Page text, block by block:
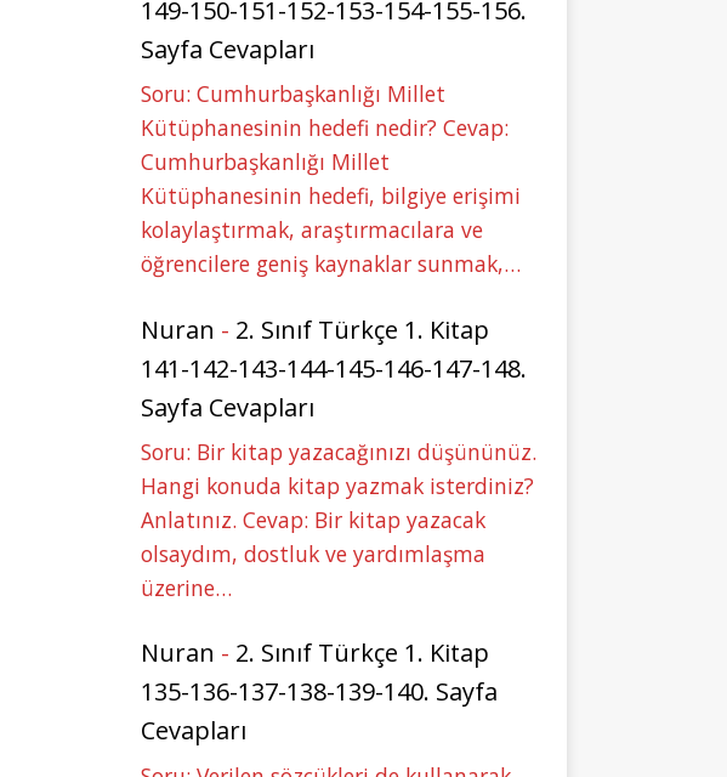
149-150-151-152-153-154-155-156.
Sayfa Cevapları
Soru: Cumhurbaşkanlığı Millet
Kütüphanesinin hedefi nedir? Cevap:
Cumhurbaşkanlığı Millet
Kütüphanesinin hedefi, bilgiye erişimi
kolaylaştırmak, araştırmacılara ve
öğrencilere geniş kaynaklar sunmak,…
Nuran - 2. Sınıf Türkçe 1. Kitap
141-142-143-144-145-146-147-148.
Sayfa Cevapları
Soru: Bir kitap yazacağınızı düşününüz.
Hangi konuda kitap yazmak isterdiniz?
Anlatınız. Cevap: Bir kitap yazacak
olsaydım, dostluk ve yardımlaşma
üzerine…
Nuran - 2. Sınıf Türkçe 1. Kitap
135-136-137-138-139-140. Sayfa
Cevapları